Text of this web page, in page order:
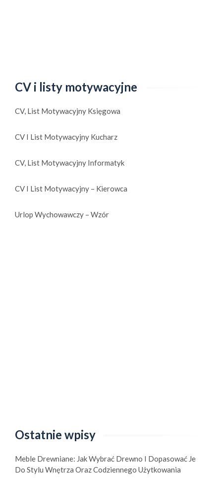
CV i listy motywacyjne
CV, List Motywacyjny Księgowa
CV I List Motywacyjny Kucharz
CV, List Motywacyjny Informatyk
CV I List Motywacyjny – Kierowca
Urlop Wychowawczy – Wzór
Ostatnie wpisy
Meble Drewniane: Jak Wybrać Drewno I Dopasować Je
Do Stylu Wnętrza Oraz Codziennego Użytkowania